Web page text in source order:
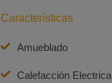
Características
Amueblado
Calefacción Electrica